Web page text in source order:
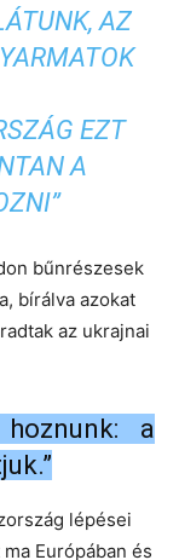
AZ
EZT
A
bűnrészesek
bírálva azokat
az ukrajnai
a
lépései
Európában és